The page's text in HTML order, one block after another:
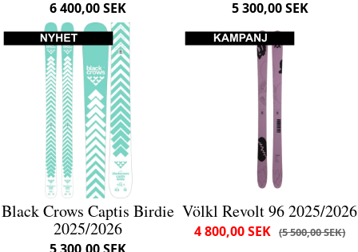
6 400,00 SEK 5 300,00 SEK
Black Crows Captis Birdie
2025/2026
Völkl Revolt 96 2025/2026
5 500,00 SEK
4 800,00 SEK